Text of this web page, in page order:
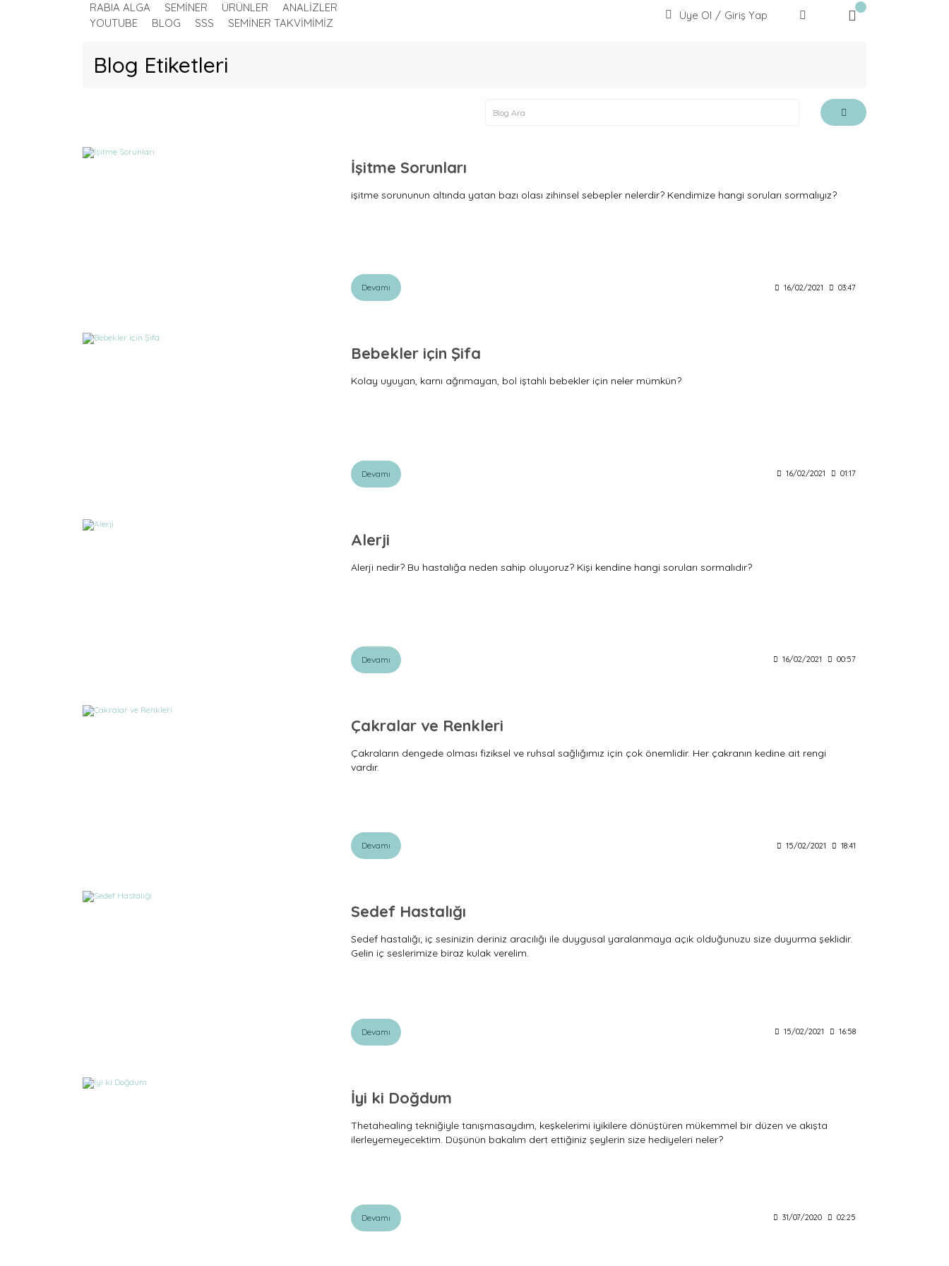
RABIA ALGA SEMİNER ÜRÜNLER
ANALİZLER
YOUTUBE
BLOG SSS SEMİNER TAKVİMİMİZ
Üye Ol / Giriş Yap
Blog Etiketleri
İşitme Sorunları
işitme sorununun altında yatan bazı olası zihinsel sebepler nelerdir? Kendimize hangi soruları sormalıyız?
Devamı 16/02/2021 03:47
Bebekler için Şifa
Kolay uyuyan, karnı ağrımayan, bol iştahlı bebekler için neler mümkün?
Devamı 16/02/2021 01:17
Alerji
Alerji nedir? Bu hastalığa neden sahip oluyoruz? Kişi kendine hangi soruları sormalıdır?
Devamı 16/02/2021 00:57
Çakralar ve Renkleri
Çakraların dengede olması fiziksel ve ruhsal sağlığımız için çok önemlidir. Her çakranın kedine ait rengi
vardır.
Devamı 15/02/2021 18:41
Sedef Hastalığı
Sedef hastalığı; iç sesinizin deriniz aracılığı ile duygusal yaralanmaya açık olduğunuzu size duyurma şeklidir.
Gelin iç seslerimize biraz kulak verelim.
Devamı 15/02/2021 16:58
İyi ki Doğdum
Thetahealing tekniğiyle tanışmasaydım, keşkelerimi iyikilere dönüştüren mükemmel bir düzen ve akışta
ilerleyemeyecektim. Düşünün bakalım dert ettiğiniz şeylerin size hediyeleri neler?
Devamı 31/07/2020 02:25